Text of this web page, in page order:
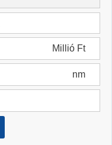
Millió Ft
nm